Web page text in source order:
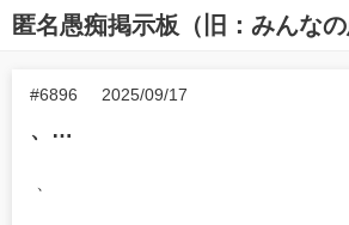
匿名愚痴掲示板（旧：みんなの
#6896 2025/09/17
、…